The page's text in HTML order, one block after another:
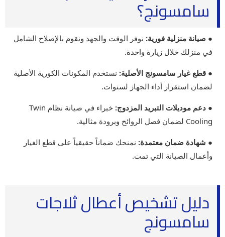
سامسونج؟
● صيانة منزلية فورية: نوفر الوقت والجهد ونقوم بالإصلاح الشامل
في منزلك خلال زيارة واحدة.
● قطع غيار سامسونج الأصلية: نستخدم المكونات الكورية الأصلية
لضمان استقرار أداء الجهاز لسنوات.
● دعم موديلات التبريد المزدوج:
خبراء في صيانة نظام Twin
Cooling لضمان فصل الروائح وبرودة مثالية.
● شهادة ضمان معتمدة: نمنحك ضماناً حقيقياً على قطع الغيار
وأعمال الصيانة التي تمت.
دليل تشخيص أعطال ثلاجات
سامسونج